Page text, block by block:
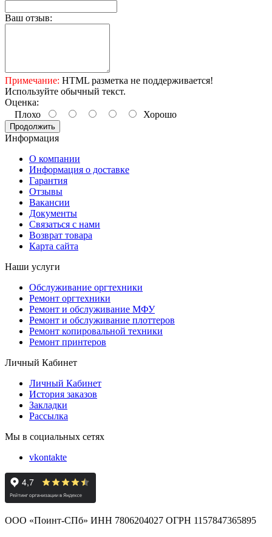
Ваш отзыв:
Примечание: HTML разметка не поддерживается!
Используйте обычный текст.
Оценка:
Плохо
Хорошо
Продолжить
Информация
О компании
Информация о доставке
Гарантия
Отзывы
Вакансии
Документы
Связаться с нами
Возврат товара
Карта сайта
Наши услуги
Обслуживание оргтехники
Ремонт оргтехники
Ремонт и обслуживание МФУ
Ремонт и обслуживание плоттеров
Ремонт копировальной техники
Ремонт принтеров
Личный Кабинет
Личный Кабинет
История заказов
Закладки
Рассылка
Мы в социальных сетях
vkontakte
ООО «Поинт-СПб» ИНН 7806204027 ОГРН 1157847365895